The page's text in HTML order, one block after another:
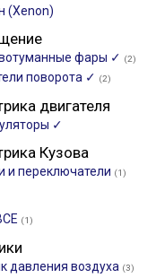
(Xenon)
фары ✓ (2)
поворота ✓ (2)
двигателя
✓
Кузова
и переключатели (1)
(1)
давления воздуха (3)